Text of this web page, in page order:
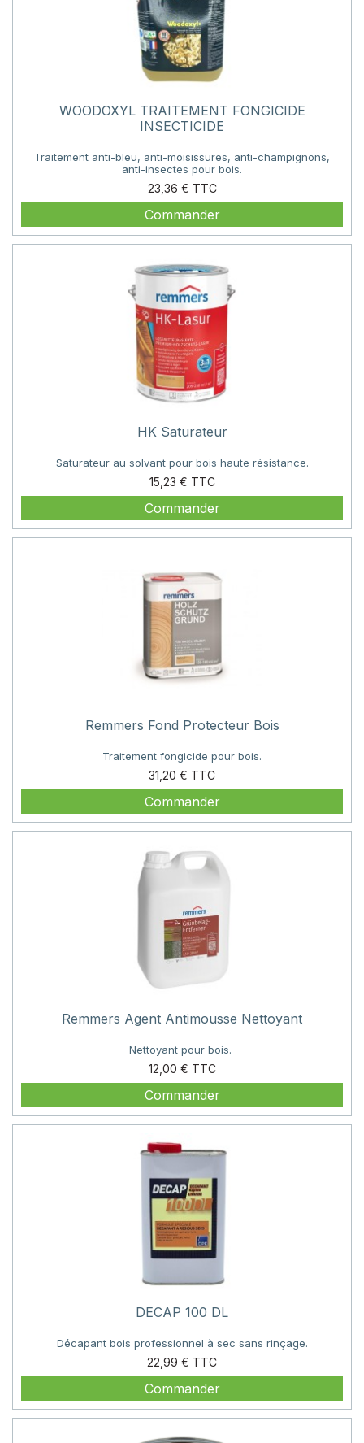
WOODOXYL TRAITEMENT FONGICIDE
INSECTICIDE
Traitement anti-bleu, anti-moisissures, anti-champignons,
anti-insectes pour bois.
23,36 €
Prix
Commander
HK Saturateur
Saturateur au solvant pour bois haute résistance.
15,23 €
Prix
Commander
Remmers Fond Protecteur Bois
Traitement fongicide pour bois.
31,20 €
Prix
Commander
Remmers Agent Antimousse Nettoyant
Nettoyant pour bois.
12,00 €
Prix
Commander
DECAP 100 DL
Décapant bois professionnel à sec sans rinçage.
22,99 €
Prix
Commander